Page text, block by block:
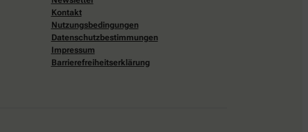
Kontakt
Nutzungsbedingungen
Datenschutzbestimmungen
Impressum
Barrierefreiheitserklärung